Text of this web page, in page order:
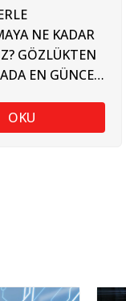
NE KADAR
GÖZLÜKTEN
EN GÜNCEL
OKU